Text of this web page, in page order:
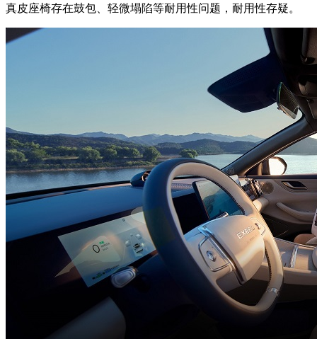
真皮座椅存在鼓包、轻微塌陷等耐用性问题，耐用性存疑。